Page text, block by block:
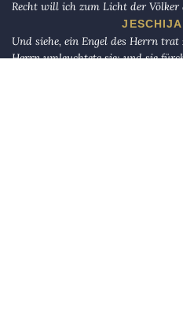
Recht will ich zum Licht der Völker
Und siehe, ein Engel des Herrn
Herrn umleuchtete sie; und sie